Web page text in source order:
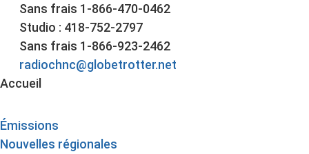
Sans frais 1-866-470-0462
Studio : 418-752-2797
Sans frais 1-866-923-2462
radiochnc@globetrotter.net
Accueil
Émissions
Nouvelles régionales